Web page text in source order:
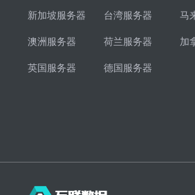
新加坡服务器 台湾服务器 马
澳洲服务器 荷兰服务器 加
英国服务器 德国服务器